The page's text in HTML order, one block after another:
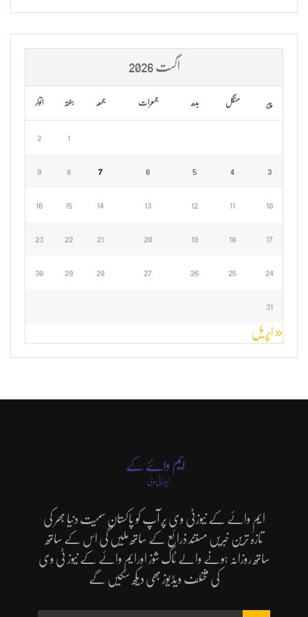
اگست 2026
پیر منگل بدھ جمعرات جمعہ ہفتہ اتوار
1
2
3
4
5
6
7
8
9
10
11
12
13
14
15
16
17
18
19
20
21
22
23
24
25
26
27
28
29
30
31
« اپریل
ایم وائے کے نیوزٹی وی پر آپ کو پاکستان سمیت دنیا بھر کی
تازہ ترین خبریں مستند ذرائع کے ساتھ ملیں گی اس کے ساتھ
ساتھ روزانہ ہونے والے ٹاک شوز اورایم وائے کے نیوز ٹی وی
کی مختلف ویڈیوز بھی دیکھ سکیں گے